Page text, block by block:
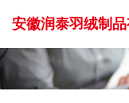
安徽润泰羽绒制品